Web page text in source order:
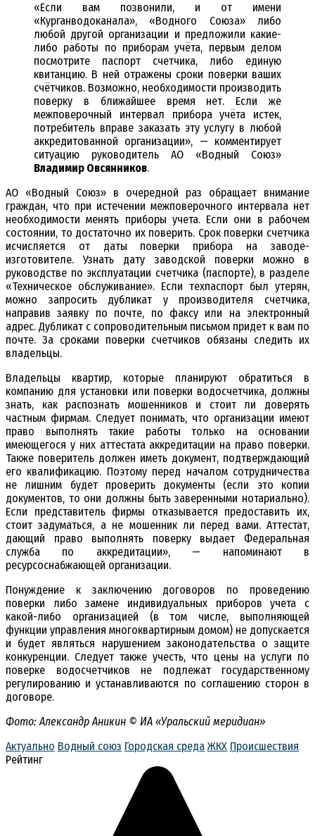
«Если вам позвонили, и от имени
«Курганводоканала», «Водного Союза» либо
любой другой организации и предложили какие-
либо работы по приборам учёта, первым делом
посмотрите паспорт счетчика, либо единую
квитанцию. В ней отражены сроки поверки ваших
счётчиков. Возможно, необходимости производить
поверку в ближайшее время нет. Если же
межповерочный интервал прибора учёта истек,
потребитель вправе заказать эту услугу в любой
аккредитованной организации», — комментирует
ситуацию руководитель АО «Водный Союз»
Владимир Овсянников.
АО «Водный Союз» в очередной раз обращает внимание
граждан, что при истечении межповерочного интервала нет
необходимости менять приборы учета. Если они в рабочем
состоянии, то достаточно их поверить. Срок поверки счетчика
исчисляется от даты поверки прибора на заводе-
изготовителе. Узнать дату заводской поверки можно в
руководстве по эксплуатации счетчика (паспорте), в разделе
«Техническое обслуживание». Если техпаспорт был утерян,
можно запросить дубликат у производителя счетчика,
направив заявку по почте, по факсу или на электронный
адрес. Дубликат с сопроводительным письмом придет к вам по
почте. За сроками поверки счетчиков обязаны следить их
владельцы.
Владельцы квартир, которые планируют обратиться в
компанию для установки или поверки водосчетчика, должны
знать, как распознать мошенников и стоит ли доверять
частным фирмам. Следует понимать, что организации имеют
право выполнять такие работы только на основании
имеющегося у них аттестата аккредитации на право поверки.
Также поверитель должен иметь документ, подтверждающий
его квалификацию. Поэтому перед началом сотрудничества
не лишним будет проверить документы (если это копии
документов, то они должны быть заверенными нотариально).
Если представитель фирмы отказывается предоставить их,
стоит задуматься, а не мошенник ли перед вами. Аттестат,
дающий право выполнять поверку выдает Федеральная
служба по аккредитации», — напоминают в
ресурсоснабжающей организации.
Понуждение к заключению договоров по проведению
поверки либо замене индивидуальных приборов учета с
какой-либо организацией (в том числе, выполняющей
функции управления многоквартирным домом) не допускается
и будет являться нарушением законодательства о защите
конкуренции. Следует также учесть, что цены на услуги по
поверке водосчетчиков не подлежат государственному
регулированию и устанавливаются по соглашению сторон в
договоре.
Фото: Александр Аникин © ИА «Уральский меридиан»
Актуально Водный союз Городская среда ЖКХ Происшествия
Рейтинг